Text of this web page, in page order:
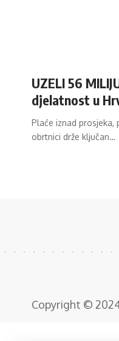
UZELI 56
djelatnost u
Plaće iznad prosjeka,
obrtnici drže ključan…
Copyright ©